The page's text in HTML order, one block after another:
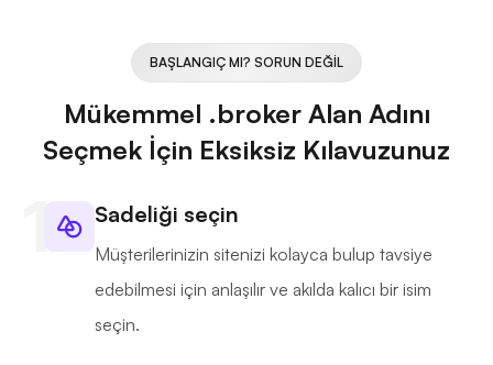
BAŞLANGIÇ MI? SORUN DEĞIL
Mükemmel .broker Alan Adını
Seçmek İçin Eksiksiz Kılavuzunuz
Sadeliği seçin
Müşterilerinizin sitenizi kolayca bulup tavsiye
edebilmesi için anlaşılır ve akılda kalıcı bir isim
seçin.